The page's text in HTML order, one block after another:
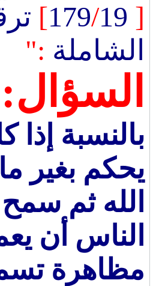
[
/19
]
الشاملة :"
السؤال:
بالنسبة إذا
يحكم بغير
الله ثم
الناس أن
مظاهرة